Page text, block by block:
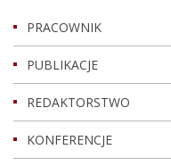
PRACOWNIK
PUBLIKACJE
REDAKTORSTWO
KONFERENCJE